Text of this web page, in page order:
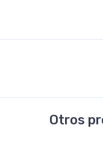
Otros